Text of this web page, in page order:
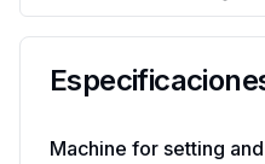
Machine for setting